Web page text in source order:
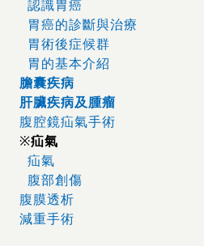
認識胃癌
胃癌的診斷與治療
胃術後症候群
胃的基本介紹
膽囊疾病
肝臟疾病及腫瘤
腹腔鏡疝氣手術
※疝氣
疝氣
腹部創傷
腹膜透析
減重手術